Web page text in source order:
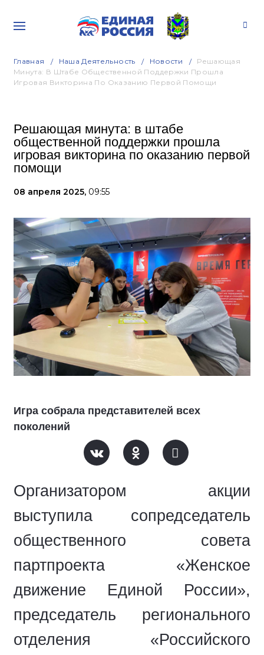
Главная Наша Деятельность Новости
Решающая
Минута: В Штабе Общественной Поддержки Прошла
Игровая Викторина По Оказанию Первой Помощи
Решающая минута: в штабе
общественной поддержки прошла
игровая викторина по оказанию первой
помощи
08 апреля 2025, 09:55
Игра собрала представителей всех
поколений
Организатором акции
выступила сопредседатель
общественного совета
партпроекта «Женское
движение Единой России»,
председатель регионального
отделения «Российского